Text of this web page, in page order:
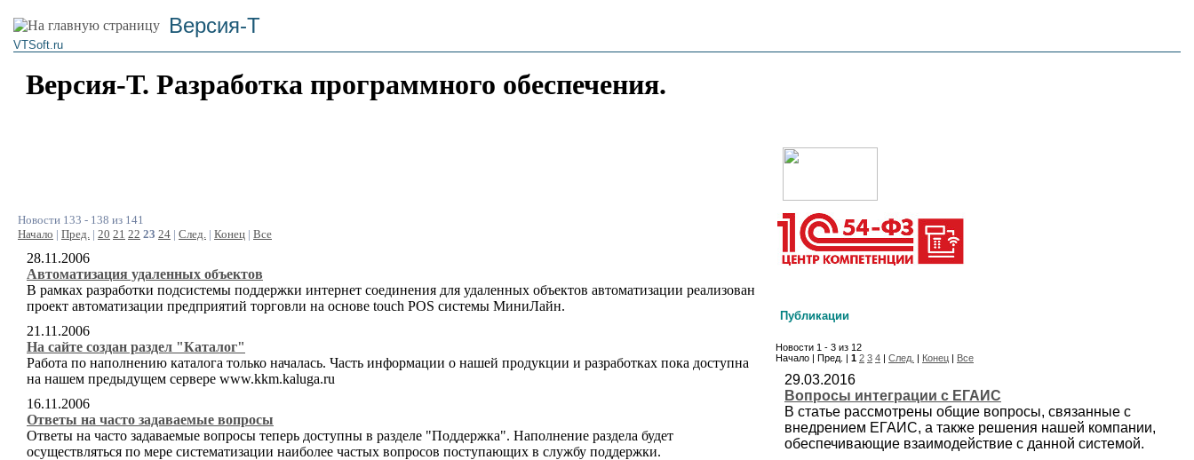
Версия-Т
VTSoft.ru
Версия-Т. Разработка программного обеспечения.
Новости 133 - 138 из 141
Начало | Пред. | 20 21 22 23 24 | След. | Конец | Все
28.11.2006
Автоматизация удаленных объектов
В рамках разработки подсистемы поддержки интернет соединения для удаленных объектов автоматизации реализован
проект автоматизации предприятий торговли на основе touch POS системы МиниЛайн.
21.11.2006
На сайте создан раздел "Каталог"
Работа по наполнению каталога только началась. Часть информации о нашей продукции и разработках пока доступна
на нашем предыдущем сервере www.kkm.kaluga.ru
16.11.2006
Ответы на часто задаваемые вопросы
Ответы на часто задаваемые вопросы теперь доступны в разделе "Поддержка". Наполнение раздела будет
осуществляться по мере систематизации наиболее частых вопросов поступающих в службу поддержки.
Публикации
Новости 1 - 3 из 12
Начало | Пред. | 1 2 3 4 | След. | Конец | Все
29.03.2016
Вопросы интеграции с ЕГАИС
В статье рассмотрены общие вопросы, связанные с
внедрением ЕГАИС, а также решения нашей компании,
обеспечивающие взаимодействие с данной системой.